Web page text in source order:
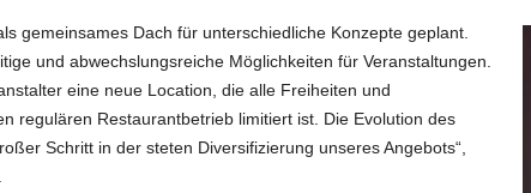
gemeinsames Dach für unterschiedliche Konzepte geplant.
und abwechslungsreiche Möglichkeiten für Veranstaltungen.
eine neue Location, die alle Freiheiten und
regulären Restaurantbetrieb limitiert ist. Die Evolution des
Schritt in der steten Diversifizierung unseres Angebots“,